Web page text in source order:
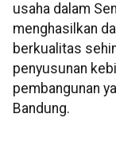
usaha dalam
menghasilkan
berkualitas
penyusunan
pembangunan
Bandung.